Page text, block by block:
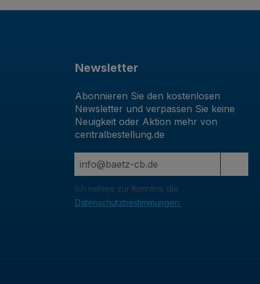
Newsletter
Abonnieren Sie den kostenlosen
Newsletter und verpassen Sie keine
Neuigkeit oder Aktion mehr von
centralbestellung.de
Ich nehme zur Kenntnis die
Datenschutzbestimmungen.